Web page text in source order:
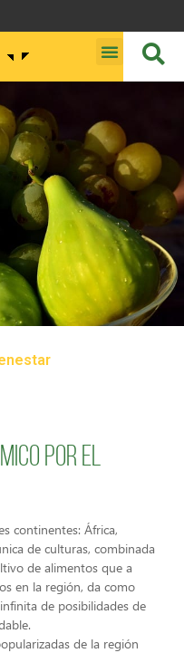
por el
continentes: África,
de culturas, combinada
de alimentos que a
en la región, da como
de posibilidades de
de la región